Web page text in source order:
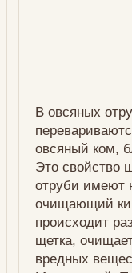
В овсяных
овсяный ком,
Это свойство
отруби имеют
очищающий
происходит
щетка,
вредных